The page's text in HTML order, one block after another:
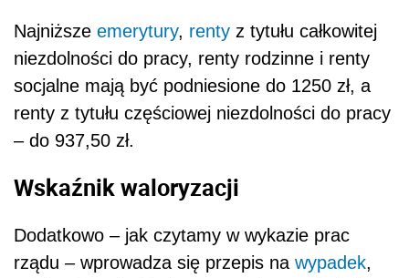
Najniższe emerytury, renty z tytułu całkowitej
niezdolności do pracy, renty rodzinne i renty
socjalne mają być podniesione do 1250 zł, a
renty z tytułu częściowej niezdolności do pracy
– do 937,50 zł.
Wskaźnik waloryzacji
Dodatkowo – jak czytamy w wykazie prac
rządu – wprowadza się przepis na wypadek,